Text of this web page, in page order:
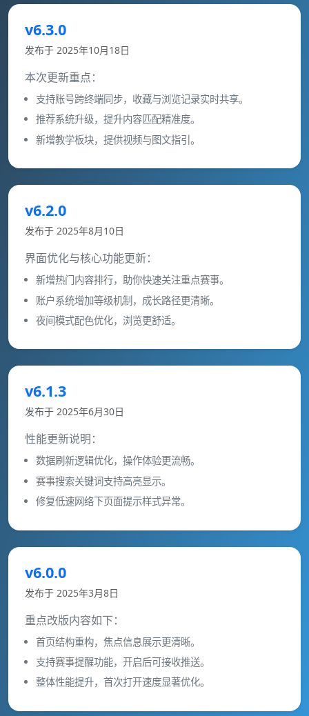
v6.3.0
发布于 2025年10月18日
本次更新重点：
支持账号跨终端同步，收藏与浏览记录实时共享。
推荐系统升级，提升内容匹配精准度。
新增教学板块，提供视频与图文指引。
v6.2.0
发布于 2025年8月10日
界面优化与核心功能更新：
新增热门内容排行，助你快速关注重点赛事。
账户系统增加等级机制，成长路径更清晰。
夜间模式配色优化，浏览更舒适。
v6.1.3
发布于 2025年6月30日
性能更新说明：
数据刷新逻辑优化，操作体验更流畅。
赛事搜索关键词支持高亮显示。
修复低速网络下页面提示样式异常。
v6.0.0
发布于 2025年3月8日
重点改版内容如下：
首页结构重构，焦点信息展示更清晰。
支持赛事提醒功能，开启后可接收推送。
整体性能提升，首次打开速度显著优化。